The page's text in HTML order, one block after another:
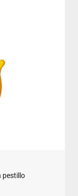
pestillo